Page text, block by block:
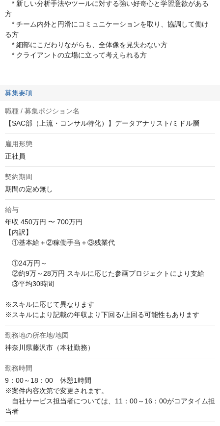
* 新しい分析手法やツールに対する強い好奇心と学習意欲がある
方
* チーム内外と円滑にコミュニケーションを取り、協調して働け
る方
* 細部にこだわりながらも、全体像を見失わない方
* クライアントの立場に立って考えられる方
募集要項
職種 / 募集ポジション名
【SAC部（上流・コンサル特化）】データアナリスト/ミドル層
雇用形態
正社員
契約期間
期間の定め無し
給与
年収 450万円 〜 700万円
【内訳】
①基本給＋②稼働手当＋③残業代
①24万円～
②約9万～28万円 スキルに応じた参画プロジェクトにより支給
③平均30時間
※スキルに応じて異なります
※スキルにより記載の年収より下回る/上回る可能性もあります
勤務地の所在地/地図
神奈川県藤沢市（本社勤務）
勤務時間
9：00～18：00　休憩1時間
※案件内容次第で変更されます。
自社サービス担当者については、11：00～16：00がコアタイム担
当者